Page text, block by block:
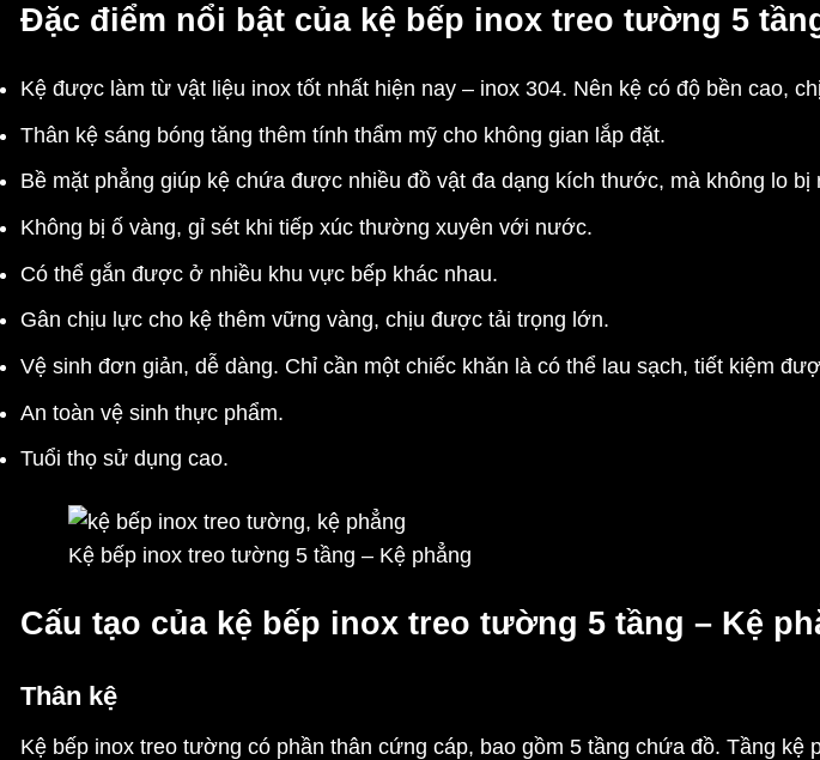
Đặc điểm nổi bật của kệ bếp inox treo tường 5
Kệ được làm từ vật liệu inox tốt nhất hiện nay – inox 304. Nên kệ có độ bền cao,
Thân kệ sáng bóng tăng thêm tính thẩm mỹ cho không gian lắp đặt.
Bề mặt phẳng giúp kệ chứa được nhiều đồ vật đa dạng kích thước, mà không lo bị
Không bị ố vàng, gỉ sét khi tiếp xúc thường xuyên với nước.
Có thể gắn được ở nhiều khu vực bếp khác nhau.
Gân chịu lực cho kệ thêm vững vàng, chịu được tải trọng lớn.
Vệ sinh đơn giản, dễ dàng. Chỉ cần một chiếc khăn là có thể lau sạch, tiết kiệm
An toàn vệ sinh thực phẩm.
Tuổi thọ sử dụng cao.
Kệ bếp inox treo tường 5 tầng – Kệ phẳng
Cấu tạo của kệ bếp inox treo tường 5 tầng – Kệ
Thân kệ
Kệ bếp inox treo tường có phần thân cứng cáp, bao gồm 5 tầng chứa đồ. Tầng kệ